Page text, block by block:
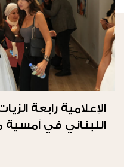
الإعلامية رابعة
اللبناني في أمسية